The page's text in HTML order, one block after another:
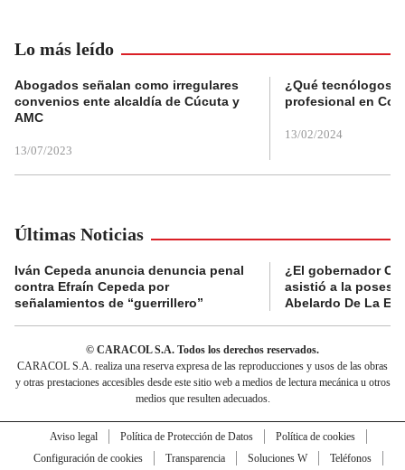
Lo más leído
Abogados señalan como irregulares
convenios ente alcaldía de Cúcuta y
AMC
13/07/2023
¿Qué tecnólogos
profesional en
13/02/2024
Últimas Noticias
Iván Cepeda anuncia denuncia penal
contra Efraín Cepeda por
señalamientos de “guerrillero”
¿El gobernador
asistió a la
Abelardo De La
© CARACOL S.A. Todos los derechos reservados.
CARACOL S.A. realiza una reserva expresa de las reproducciones y usos de las obras
y otras prestaciones accesibles desde este sitio web a medios de lectura mecánica u otros
medios que resulten adecuados.
Aviso legal Política de Protección de Datos
Política de cookies
Configuración de cookies
Transparencia Soluciones W
Teléfonos